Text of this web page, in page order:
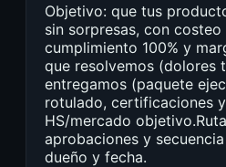
Objetivo: que tus
sin sorpresas, con
cumplimiento 100% y
que resolvemos (dolores
entregamos (paquete
rotulado, certificaciones
HS/mercado
aprobaciones y
dueño y fecha.